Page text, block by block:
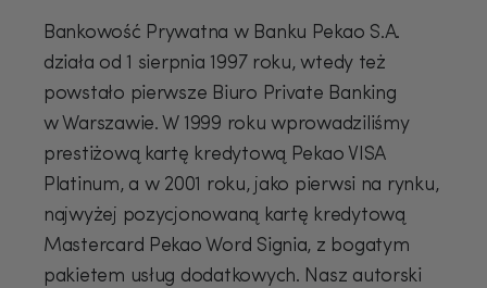
Bankowość Prywatna w Banku Pekao S.A.
działa od 1 sierpnia 1997 roku, wtedy też
powstało pierwsze Biuro Private Banking
w Warszawie. W 1999 roku wprowadziliśmy
prestiżową kartę kredytową Pekao VISA
Platinum, a w 2001 roku, jako pierwsi na rynku,
najwyżej pozycjonowaną kartę kredytową
Mastercard Pekao Word Signia, z bogatym
pakietem usług dodatkowych. Nasz autorski